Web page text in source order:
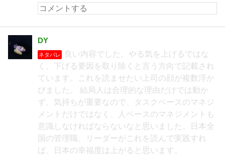
DY
ネタバレ
良い内容でした。やる気を上げるではな
く、下げる要因を取り除くと言う方向で記載され
ています。これを読ませたい上司の顔が複数浮か
びました。 結局人は合理的な理由だけでは動か
ず、気持ちが重要なので、タスクベースのマネジ
メントだけではなく、人ベースのマネジメントも
意識しなければならないなと思いました。日本全
国の管理職、リーダーがこれを読んで実践すれ
ば、日本の幸福度は上がると思います。